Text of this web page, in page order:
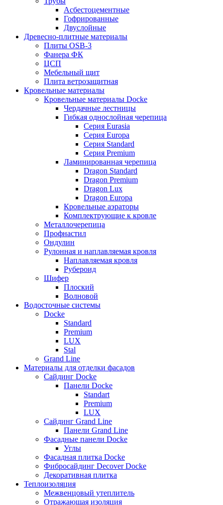
Асбестоцементные
Гофрированные
Двуслойные
Древесно-плитные материалы
Плиты OSB-3
Фанера ФК
ЦСП
Мебельный щит
Плита ветрозащитная
Кровельные материалы
Кровельные материалы Docke
Чердачные лестницы
Гибкая однослойная черепица
Серия Eurasia
Серия Europa
Серия Standard
Серия Premium
Ламинированная черепица
Dragon Standard
Dragon Premium
Dragon Lux
Dragon Europa
Кровельные аэраторы
Комплектрующие к кровле
Металлочерепица
Профнастил
Ондулин
Рулонная и наплавляемая кровля
Наплавляемая кровля
Рубероид
Шифер
Плоский
Волновой
Водосточные системы
Docke
Standard
Premium
LUX
Stal
Grand Line
Материалы для отделки фасадов
Сайдинг Docke
Панели Docke
Standart
Premium
LUX
Сайдинг Grand Line
Панели Grand Line
Фасадные панели Docke
Углы
Фасадная плитка Docke
Фибросайдинг Decover Docke
Декоративная плитка
Теплоизоляция
Межвенцовый утеплитель
Отражающая изоляция